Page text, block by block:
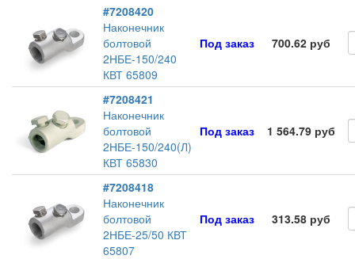
#7208420
Наконечник
болтовой
2НБЕ-150/240
КВТ 65809
Под заказ 700.62 руб
#7208421
Наконечник
болтовой
2НБЕ-150/240(Л)
КВТ 65830
Под заказ 1 564.79 руб
#7208418
Наконечник
болтовой
2НБЕ-25/50 КВТ
65807
Под заказ 313.58 руб